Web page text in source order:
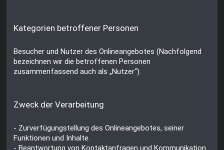
Kategorien betroffener Personen
Besucher und Nutzer des Onlineangebotes (Nachfolgend
bezeichnen wir die betroffenen Personen
zusammenfassend auch als „Nutzer“).
Zweck der Verarbeitung
- Zurverfügungstellung des Onlineangebotes, seiner
Funktionen und Inhalte.
- Beantwortung von Kontaktanfragen und Kommunikation